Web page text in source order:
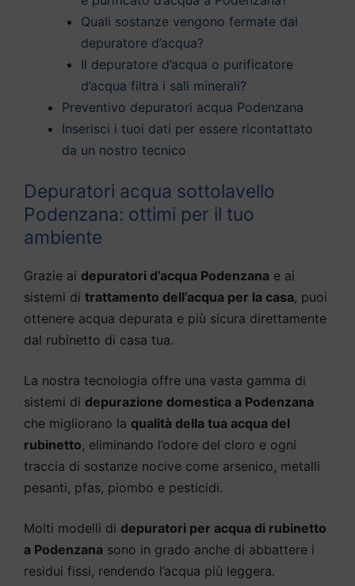
Quali sostanze vengono fermate dal
depuratore d’acqua?
Il depuratore d’acqua o purificatore
d’acqua filtra i sali minerali?
Preventivo depuratori acqua Podenzana
Inserisci i tuoi dati per essere ricontattato
da un nostro tecnico
Depuratori acqua sottolavello
Podenzana: ottimi per il tuo
ambiente
Grazie ai depuratori d’acqua Podenzana e ai
sistemi di trattamento dell’acqua per la casa, puoi
ottenere acqua depurata e più sicura direttamente
dal rubinetto di casa tua.
La nostra tecnologia offre una vasta gamma di
sistemi di depurazione domestica a Podenzana
che migliorano la qualità della tua acqua del
rubinetto, eliminando l’odore del cloro e ogni
traccia di sostanze nocive come arsenico, metalli
pesanti, pfas, piombo e pesticidi.
Molti modelli di depuratori per acqua di rubinetto
a Podenzana sono in grado anche di abbattere i
residui fissi, rendendo l’acqua più leggera.